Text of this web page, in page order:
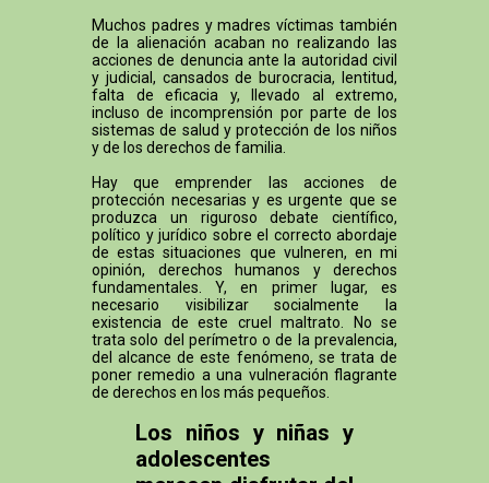
Muchos padres y madres víctimas también
de la alienación acaban no realizando las
acciones de denuncia ante la autoridad civil
y judicial, cansados de burocracia, lentitud,
falta de eficacia y, llevado al extremo,
incluso de incomprensión por parte de los
sistemas de salud y protección de los niños
y de los derechos de familia.
Hay que emprender las acciones de
protección necesarias y es urgente que se
produzca un riguroso debate científico,
político y jurídico sobre el correcto abordaje
de estas situaciones que vulneren, en mi
opinión, derechos humanos y derechos
fundamentales. Y, en primer lugar, es
necesario visibilizar socialmente la
existencia de este cruel maltrato. No se
trata solo del perímetro o de la prevalencia,
del alcance de este fenómeno, se trata de
poner remedio a una vulneración flagrante
de derechos en los más pequeños.
Los niños y niñas y
adolescentes